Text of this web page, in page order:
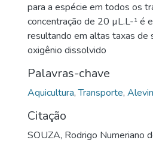
para a espécie em todos os
concentração de 20 µL.L-¹ é
resultando em altas taxas de
oxigênio dissolvido
Palavras-chave
Aquicultura,Transporte,
Citação
SOUZA, Rodrigo Numeriano